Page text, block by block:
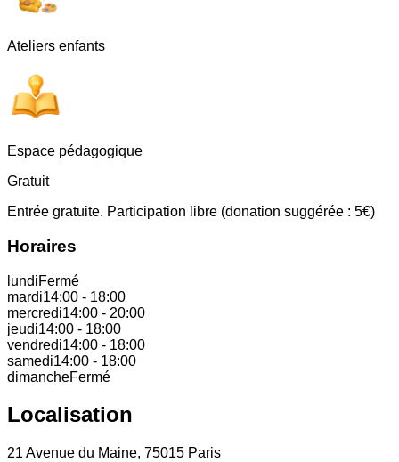
Ateliers enfants
Espace pédagogique
Gratuit
Entrée gratuite. Participation libre (donation suggérée : 5€)
Horaires
lundiFermé
mardi14:00 - 18:00
mercredi14:00 - 20:00
jeudi14:00 - 18:00
vendredi14:00 - 18:00
samedi14:00 - 18:00
dimancheFermé
Localisation
21 Avenue du Maine, 75015 Paris